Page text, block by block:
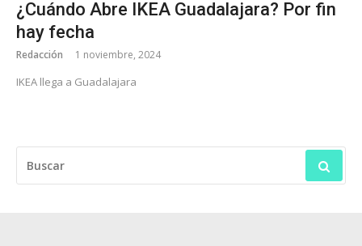
¿Cuándo Abre IKEA Guadalajara? Por fin
hay fecha
Redacción 1 noviembre, 2024
IKEA llega a Guadalajara